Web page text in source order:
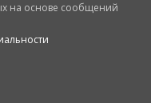
на основе сообщений